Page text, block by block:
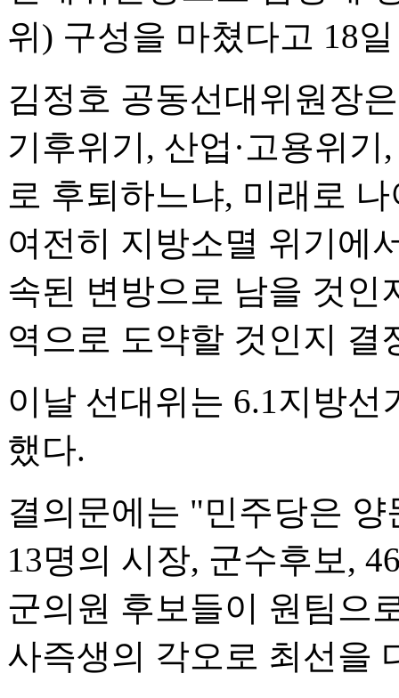
위) 구성을 마쳤다고 18
김정호 공동선대위원장
기후위기, 산업·고용위
로 후퇴하느냐, 미래로
여전히 지방소멸 위기에
속된 변방으로 남을 것인
역으로 도약할 것인지 결
이날 선대위는 6.1지방
했다.
결의문에는 "민주당은
13명의 시장, 군수후보,
군의원 후보들이 원팀으
사즉생의 각오로 최선을